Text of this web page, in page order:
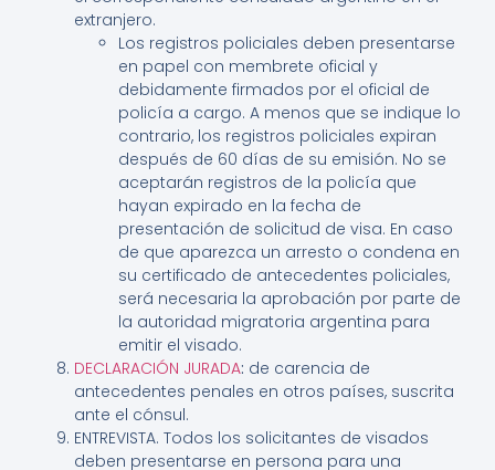
extranjero.
Los registros policiales deben presentarse
en papel con membrete oficial y
debidamente firmados por el oficial de
policía a cargo. A menos que se indique lo
contrario, los registros policiales expiran
después de 60 días de su emisión. No se
aceptarán registros de la policía que
hayan expirado en la fecha de
presentación de solicitud de visa. En caso
de que aparezca un arresto o condena en
su certificado de antecedentes policiales,
será necesaria la aprobación por parte de
la autoridad migratoria argentina para
emitir el visado.
DECLARACIÓN JURADA: de carencia de
antecedentes penales en otros países, suscrita
ante el cónsul.
ENTREVISTA. Todos los solicitantes de visados
deben presentarse en persona para una